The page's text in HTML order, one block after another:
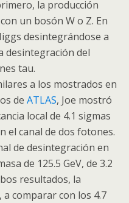
la producción
con un bosón W o Z. En
desintegrándose a
desintegración del
tau.
a los mostrados en
de ATLAS, Joe mostró
local de 4.1 sigmas
el canal de dos fotones.
de desintegración en
de 125.5 GeV, de 3.2
resultados, la
comparar con los 4.7